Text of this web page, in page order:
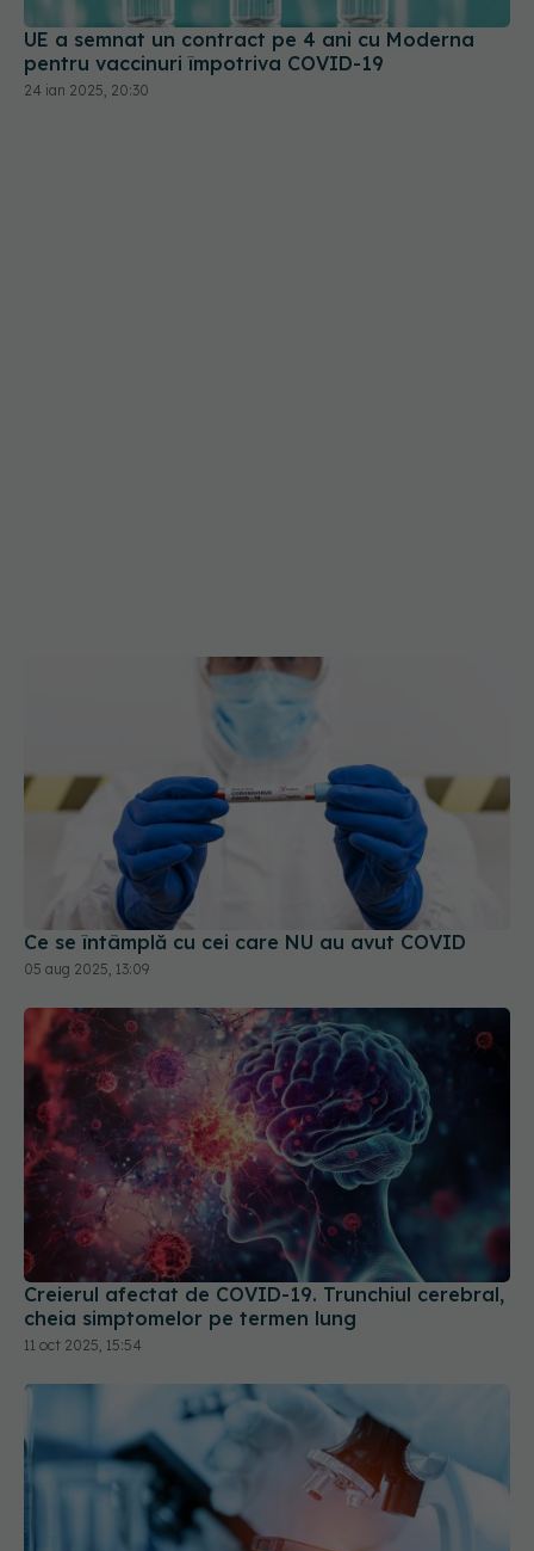
UE a semnat un contract pe 4 ani cu Moderna
pentru vaccinuri împotriva COVID-19
24 ian 2025, 20:30
Ce se întâmplă cu cei care NU au avut COVID
05 aug 2025, 13:09
Creierul afectat de COVID-19. Trunchiul cerebral,
cheia simptomelor pe termen lung
11 oct 2025, 15:54